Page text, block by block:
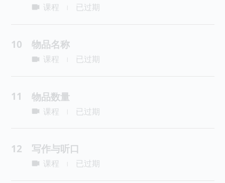
课程 已过期
10 物品名称
课程 已过期
11 物品数量
课程 已过期
12 写作与听口
课程 已过期